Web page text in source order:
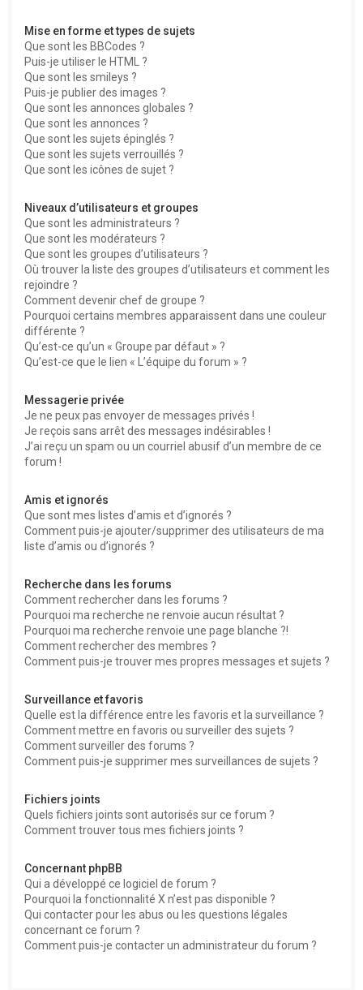
Mise en forme et types de sujets
Que sont les BBCodes ?
Puis-je utiliser le HTML ?
Que sont les smileys ?
Puis-je publier des images ?
Que sont les annonces globales ?
Que sont les annonces ?
Que sont les sujets épinglés ?
Que sont les sujets verrouillés ?
Que sont les icônes de sujet ?
Niveaux d’utilisateurs et groupes
Que sont les administrateurs ?
Que sont les modérateurs ?
Que sont les groupes d’utilisateurs ?
Où trouver la liste des groupes d’utilisateurs et comment les
rejoindre ?
Comment devenir chef de groupe ?
Pourquoi certains membres apparaissent dans une couleur
différente ?
Qu’est-ce qu’un « Groupe par défaut » ?
Qu’est-ce que le lien « L’équipe du forum » ?
Messagerie privée
Je ne peux pas envoyer de messages privés !
Je reçois sans arrêt des messages indésirables !
J’ai reçu un spam ou un courriel abusif d’un membre de ce
forum !
Amis et ignorés
Que sont mes listes d’amis et d’ignorés ?
Comment puis-je ajouter/supprimer des utilisateurs de ma
liste d’amis ou d’ignorés ?
Recherche dans les forums
Comment rechercher dans les forums ?
Pourquoi ma recherche ne renvoie aucun résultat ?
Pourquoi ma recherche renvoie une page blanche ?!
Comment rechercher des membres ?
Comment puis-je trouver mes propres messages et sujets ?
Surveillance et favoris
Quelle est la différence entre les favoris et la surveillance ?
Comment mettre en favoris ou surveiller des sujets ?
Comment surveiller des forums ?
Comment puis-je supprimer mes surveillances de sujets ?
Fichiers joints
Quels fichiers joints sont autorisés sur ce forum ?
Comment trouver tous mes fichiers joints ?
Concernant phpBB
Qui a développé ce logiciel de forum ?
Pourquoi la fonctionnalité X n’est pas disponible ?
Qui contacter pour les abus ou les questions légales
concernant ce forum ?
Comment puis-je contacter un administrateur du forum ?